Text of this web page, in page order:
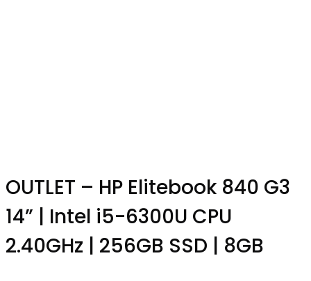
OUTLET – HP Elitebook 840 G3
14” | Intel i5-6300U CPU
2.40GHz | 256GB SSD | 8GB